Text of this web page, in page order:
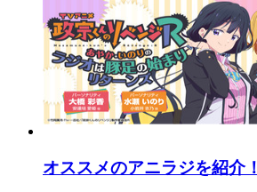
オススメのアニラジを紹介！